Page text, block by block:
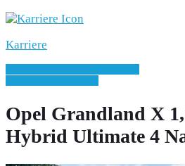
Karriere
Opel Grandland X
Hybrid Ultimate 4